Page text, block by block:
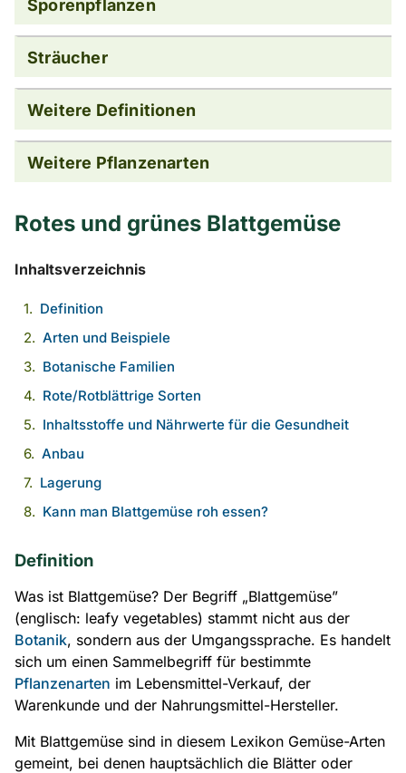
Sporenpflanzen
Sträucher
Weitere Definitionen
Weitere Pflanzenarten
Rotes und grünes Blattgemüse
Inhaltsverzeichnis
Definition
Arten und Beispiele
Botanische Familien
Rote/Rotblättrige Sorten
Inhaltsstoffe und Nährwerte für die Gesundheit
Anbau
Lagerung
Kann man Blattgemüse roh essen?
Definition
Was ist Blattgemüse? Der Begriff „Blattgemüse”
(englisch: leafy vegetables) stammt nicht aus der
Botanik, sondern aus der Umgangssprache. Es handelt
sich um einen Sammelbegriff für bestimmte
Pflanzenarten im Lebensmittel-Verkauf, der
Warenkunde und der Nahrungsmittel-Hersteller.
Mit Blattgemüse sind in diesem Lexikon Gemüse-Arten
gemeint, bei denen hauptsächlich die Blätter oder